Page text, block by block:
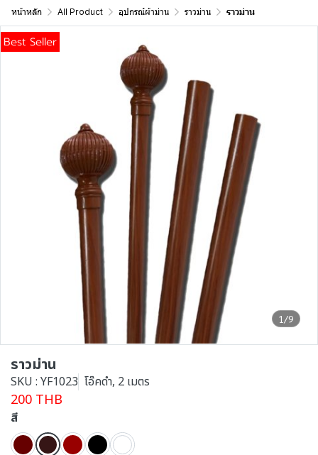
หน้าหลัก All Product อุปกรณ์ผ้าม่าน ราวม่าน ราวม่าน
1/9
Best Seller
ราวม่าน
SKU : YF1023 โอ๊คดำ, 2 เมตร
200 THB
สี